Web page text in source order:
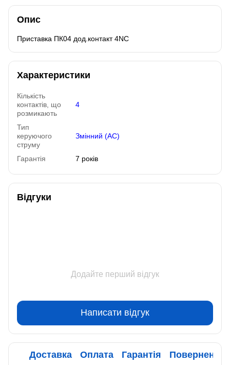
Опис
Приставка ПК04 дод.контакт 4NC
Характеристики
Кількість
контактів, що
розмикають
4
Тип
керуючого
струму
Змінний (AC)
Гарантія 7 років
Відгуки
Додайте перший відгук
Написати відгук
Доставка Оплата Гарантія Повернення